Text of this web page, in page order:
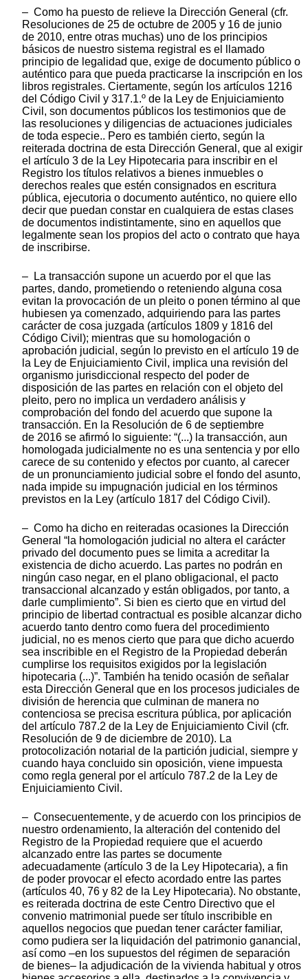
– Como ha puesto de relieve la Dirección General (cfr.
Resoluciones de 25 de octubre de 2005 y 16 de junio
de 2010, entre otras muchas) uno de los principios
básicos de nuestro sistema registral es el llamado
principio de legalidad que, exige de documento público o
auténtico para que pueda practicarse la inscripción en los
libros registrales. Ciertamente, según los artículos 1216
del Código Civil y 317.1.º de la Ley de Enjuiciamiento
Civil, son documentos públicos los testimonios que de
las resoluciones y diligencias de actuaciones judiciales
de toda especie.. Pero es también cierto, según la
reiterada doctrina de esta Dirección General, que al exigir
el artículo 3 de la Ley Hipotecaria para inscribir en el
Registro los títulos relativos a bienes inmuebles o
derechos reales que estén consignados en escritura
pública, ejecutoria o documento auténtico, no quiere ello
decir que puedan constar en cualquiera de estas clases
de documentos indistintamente, sino en aquellos que
legalmente sean los propios del acto o contrato que haya
de inscribirse.
– La transacción supone un acuerdo por el que las
partes, dando, prometiendo o reteniendo alguna cosa
evitan la provocación de un pleito o ponen término al que
hubiesen ya comenzado, adquiriendo para las partes
carácter de cosa juzgada (artículos 1809 y 1816 del
Código Civil); mientras que su homologación o
aprobación judicial, según lo previsto en el artículo 19 de
la Ley de Enjuiciamiento Civil, implica una revisión del
organismo jurisdiccional respecto del poder de
disposición de las partes en relación con el objeto del
pleito, pero no implica un verdadero análisis y
comprobación del fondo del acuerdo que supone la
transacción. En la Resolución de 6 de septiembre
de 2016 se afirmó lo siguiente: “(...) la transacción, aun
homologada judicialmente no es una sentencia y por ello
carece de su contenido y efectos por cuanto, al carecer
de un pronunciamiento judicial sobre el fondo del asunto,
nada impide su impugnación judicial en los términos
previstos en la Ley (artículo 1817 del Código Civil).
– Como ha dicho en reiteradas ocasiones la Dirección
General “la homologación judicial no altera el carácter
privado del documento pues se limita a acreditar la
existencia de dicho acuerdo. Las partes no podrán en
ningún caso negar, en el plano obligacional, el pacto
transaccional alcanzado y están obligados, por tanto, a
darle cumplimiento”. Si bien es cierto que en virtud del
principio de libertad contractual es posible alcanzar dicho
acuerdo tanto dentro como fuera del procedimiento
judicial, no es menos cierto que para que dicho acuerdo
sea inscribible en el Registro de la Propiedad deberán
cumplirse los requisitos exigidos por la legislación
hipotecaria (...)”. También ha tenido ocasión de señalar
esta Dirección General que en los procesos judiciales de
división de herencia que culminan de manera no
contenciosa se precisa escritura pública, por aplicación
del artículo 787.2 de la Ley de Enjuiciamiento Civil (cfr.
Resolución de 9 de diciembre de 2010). La
protocolización notarial de la partición judicial, siempre y
cuando haya concluido sin oposición, viene impuesta
como regla general por el artículo 787.2 de la Ley de
Enjuiciamiento Civil.
– Consecuentemente, y de acuerdo con los principios de
nuestro ordenamiento, la alteración del contenido del
Registro de la Propiedad requiere que el acuerdo
alcanzado entre las partes se documente
adecuadamente (artículo 3 de la Ley Hipotecaria), a fin
de poder provocar el efecto acordado entre las partes
(artículos 40, 76 y 82 de la Ley Hipotecaria). No obstante,
es reiterada doctrina de este Centro Directivo que el
convenio matrimonial puede ser título inscribible en
aquellos negocios que puedan tener carácter familiar,
como pudiera ser la liquidación del patrimonio ganancial,
así como –en los supuestos del régimen de separación
de bienes– la adjudicación de la vivienda habitual y otros